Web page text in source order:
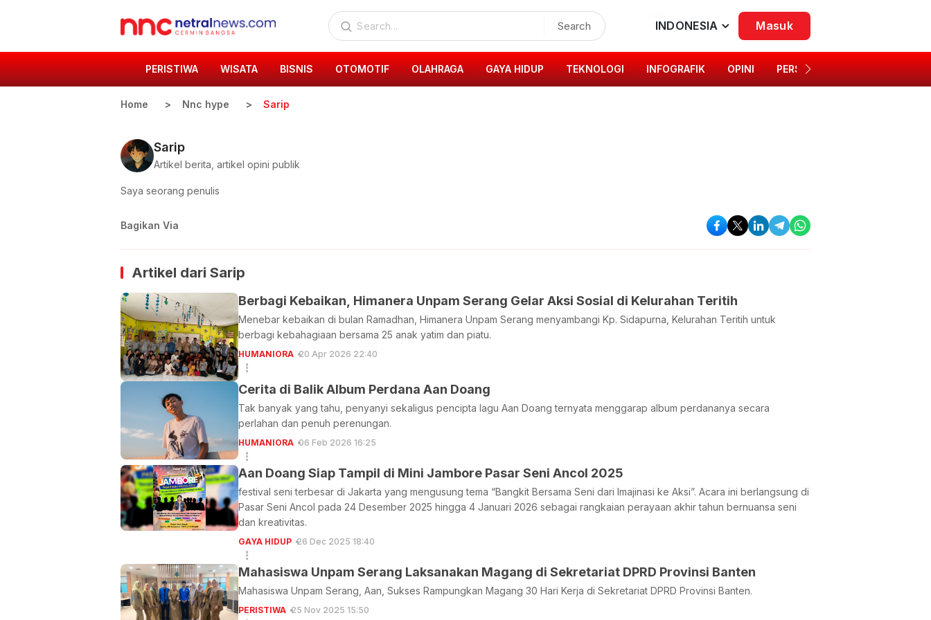
Search INDONESIA Masuk
PERISTIWA WISATA BISNIS OTOMOTIF OLAHRAGA GAYA HIDUP TEKNOLOGI INFOGRAFIK OPINI PERSONA
Home Nnc hype Sarip
Sarip
Artikel berita, artikel opini publik
Saya seorang penulis
Bagikan Via
Artikel dari Sarip
Berbagi Kebaikan, Himanera Unpam Serang Gelar Aksi Sosial di Kelurahan Teritih
Menebar kebaikan di bulan Ramadhan, Himanera Unpam Serang menyambangi Kp. Sidapurna, Kelurahan Teritih untuk
berbagi kebahagiaan bersama 25 anak yatim dan piatu.
HUMANIORA 20 Apr 2026 22:40
Cerita di Balik Album Perdana Aan Doang
Tak banyak yang tahu, penyanyi sekaligus pencipta lagu Aan Doang ternyata menggarap album perdananya secara
perlahan dan penuh perenungan.
HUMANIORA 06 Feb 2026 16:25
Aan Doang Siap Tampil di Mini Jambore Pasar Seni Ancol 2025
festival seni terbesar di Jakarta yang mengusung tema “Bangkit Bersama Seni dari Imajinasi ke Aksi”. Acara ini berlangsung di
Pasar Seni Ancol pada 24 Desember 2025 hingga 4 Januari 2026 sebagai rangkaian perayaan akhir tahun bernuansa seni
dan kreativitas.
GAYA HIDUP 26 Dec 2025 18:40
Mahasiswa Unpam Serang Laksanakan Magang di Sekretariat DPRD Provinsi Banten
Mahasiswa Unpam Serang, Aan, Sukses Rampungkan Magang 30 Hari Kerja di Sekretariat DPRD Provinsi Banten.
PERISTIWA 25 Nov 2025 15:50